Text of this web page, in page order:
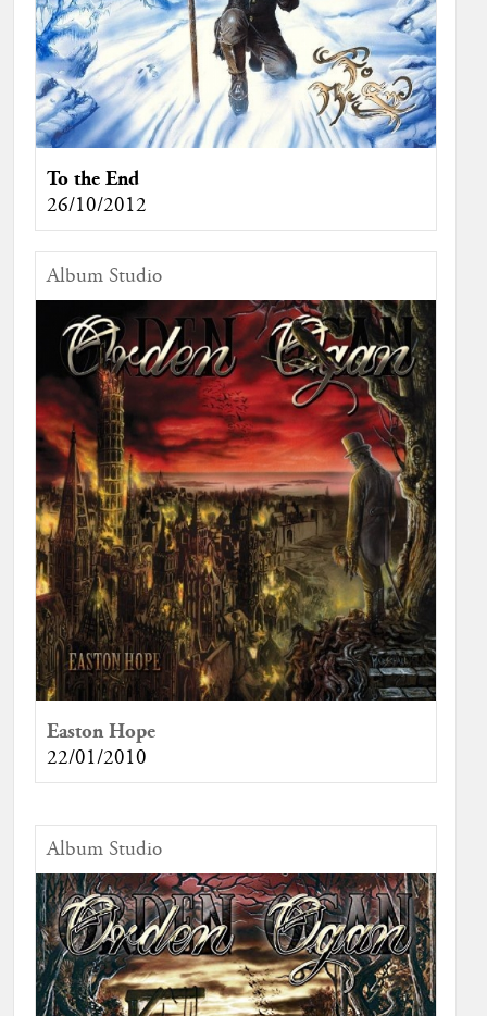
To the End
26/10/2012
Album Studio
Easton Hope
22/01/2010
Album Studio